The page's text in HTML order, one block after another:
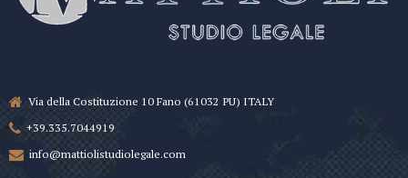
Via della Costituzione 10 Fano (61032 PU) ITALY
+39.335.7044919
info@mattiolistudiolegale.com